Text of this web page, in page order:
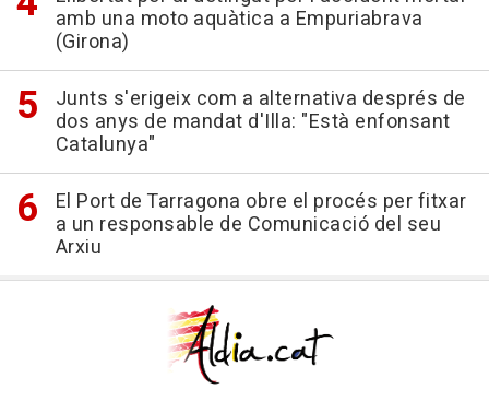
amb una moto aquàtica a Empuriabrava
(Girona)
Junts s'erigeix com a alternativa després de
dos anys de mandat d'Illa: "Està enfonsant
Catalunya"
El Port de Tarragona obre el procés per fitxar
a un responsable de Comunicació del seu
Arxiu